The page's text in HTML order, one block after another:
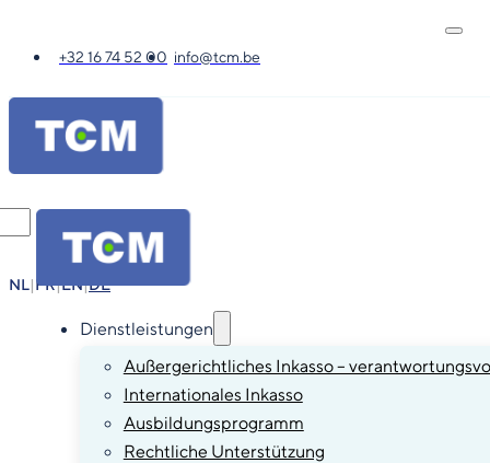
+32 16 74 52 00 info@tcm.be
NL|FR|EN|DE
Dienstleistungen
Außergerichtliches Inkasso –
Internationales Inkasso
Ausbildungsprogramm
Rechtliche Unterstützung